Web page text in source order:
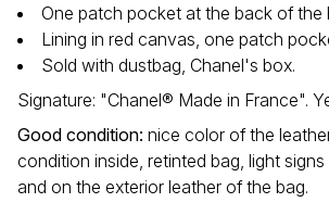
One patch pocket at the back of the
Lining in red canvas, one patch
Sold with dustbag, Chanel's box.
Signature: "Chanel® Made in France".
Good condition: nice color of the
condition inside, retinted bag, light
and on the exterior leather of the bag.